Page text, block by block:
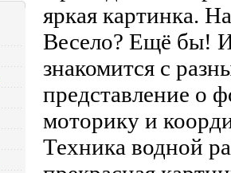
яркая картинка.
Весело? Ещё бы!
знакомится с
представление о
моторику и
Техника водной